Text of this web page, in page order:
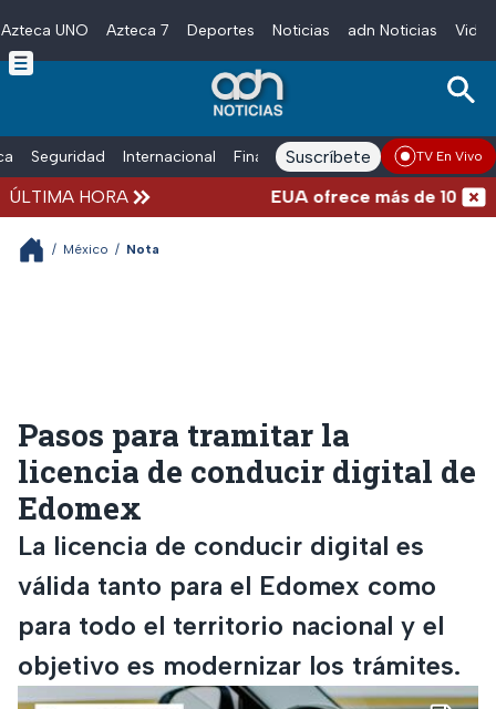
Skip to main content
Azteca UNO Azteca 7 Deportes Noticias adn Noticias
Seguridad Internacional Finanzas adn Noticias Radio
Suscríbete TV En Vivo
ÚLTIMA HORA EUA ofrece más de 100
/ México / Nota
Pasos para tramitar la
licencia de conducir digital de
Edomex
La licencia de conducir digital es
válida tanto para el Edomex como
para todo el territorio nacional y el
objetivo es modernizar los trámites.